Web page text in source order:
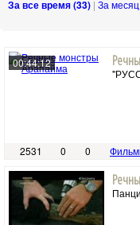
За все время (33) | За месяц
00:44:12
2531 0 0